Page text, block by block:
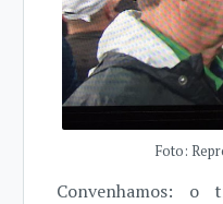
Foto:
Convenhamos: o